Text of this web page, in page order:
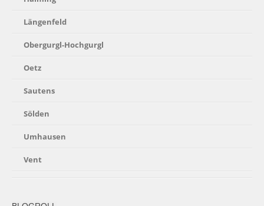
Längenfeld
Obergurgl-Hochgurgl
Oetz
Sautens
Sölden
Umhausen
Vent